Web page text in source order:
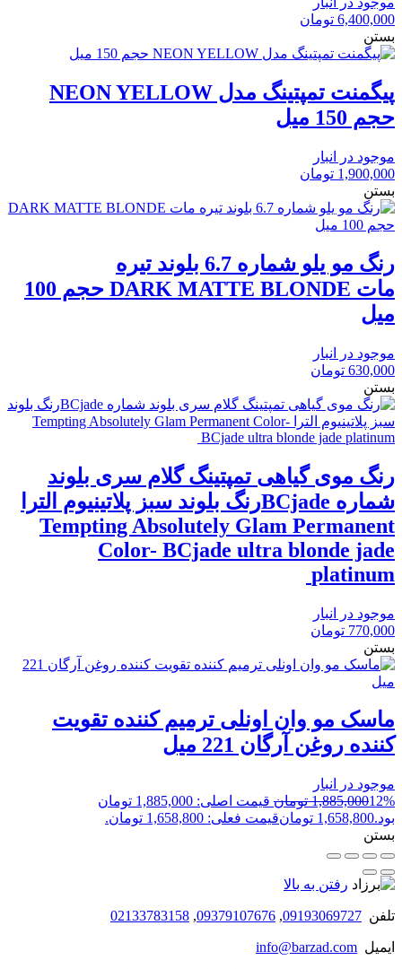
6,400,000 تومان
بستن
پیگمنت تمپتینگ مدل NEON YELLOW
حجم 150 میل
موجود در انبار
1,900,000 تومان
بستن
رنگ مو یلو شماره 6.7 بلوند تیره
مات DARK MATTE BLONDE حجم 100
میل
موجود در انبار
630,000 تومان
بستن
رنگ موی گیاهی تمپتینگ گلام سری بلوند
شماره BCjadeرنگ بلوند سبز پلاتینیوم الترا
Tempting Absolutely Glam Permanent
Color- BCjade ultra blonde jade
platinum
موجود در انبار
770,000 تومان
بستن
ماسک مو وان اونلی ترمیم کننده تقویت
کننده روغن آرگان 221 میل
موجود در انبار
12%
1,885,000 تومان
قیمت اصلی: 1,885,000 تومان
بود.1,658,800 تومانقیمت فعلی: 1,658,800 تومان.
بستن
رفتن به بالا
تلفن 09193069727
,
09379107676
,
02133783158
ایمیل info@barzad.com